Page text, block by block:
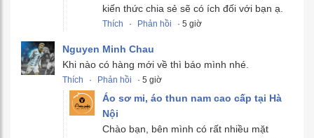
kiến thức chia sẻ sẽ có ích đối với bạn ạ.
Thích · Phản hồi · 5 giờ
Nguyen Minh Chau
Khi nào có hàng mới về thì báo mình nhé.
Thích · Phản hồi · 5 giờ
Áo sơ mi, áo thun nam cao cấp tại Hà
Nội
Chào bạn, bên mình có rất nhiều mặt